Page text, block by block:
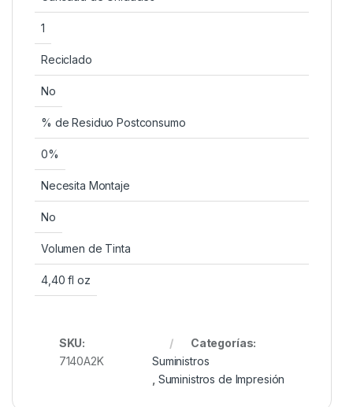
1
Reciclado
No
% de Residuo Postconsumo
0%
Necesita Montaje
No
Volumen de Tinta
4,40 fl oz
SKU:
7140A2K
Categorías:
Suministros
Suministros de Impresión